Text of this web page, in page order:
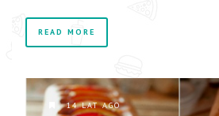
READ MORE
14 LAT AGO